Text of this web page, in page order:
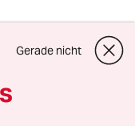
scheitert
Gerade nicht